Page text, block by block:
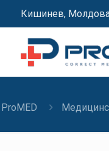
Кишинев,
ProMED